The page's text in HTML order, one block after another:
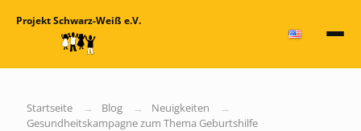
Projekt Schwarz-Weiß e.V.
Startseite Blog
Neuigkeiten
Gesundheitskampagne zum Thema Geburtshilfe